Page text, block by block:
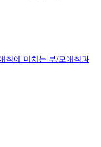
착에 미치는 부/모애착과